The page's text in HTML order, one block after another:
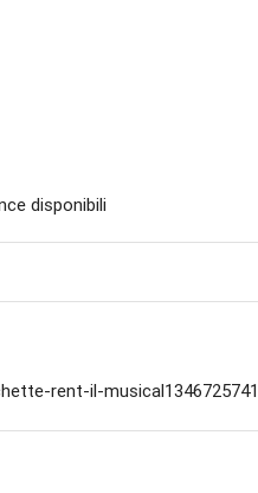
disponibili
rent-il-